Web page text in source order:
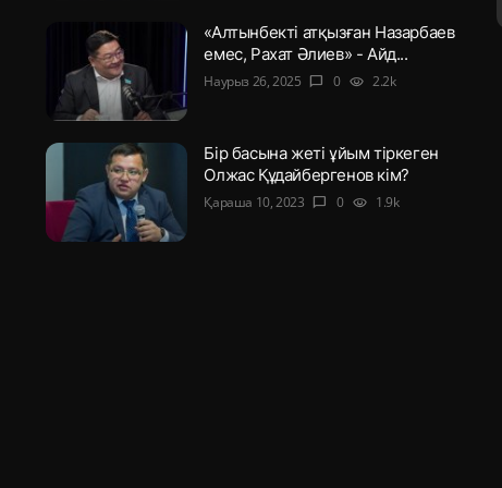
«Алтынбекті атқызған Назарбаев
емес, Рахат Әлиев» - Айд...
Наурыз 26, 2025 chat_bubble 0 visibility 2.2k
Бір басына жеті ұйым тіркеген
Олжас Құдайбергенов кім?
Қараша 10, 2023 chat_bubble 0 visibility 1.9k